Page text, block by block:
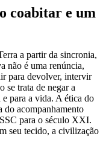
coabitar e um
a partir da sincronia,
não é uma renúncia,
para devolver, intervir
se trata de negar a
e para a vida. A ética do
do acompanhamento
para o século XXI.
seu tecido, a civilização